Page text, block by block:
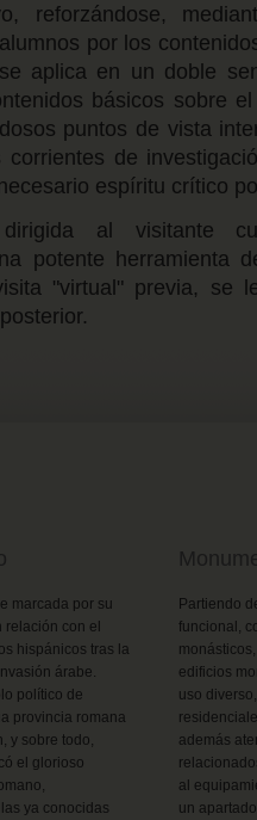
reforzándose,
por los
aplica en un doble
básicos sobre
puntos de vista
corrientes de
espíritu crítico
al visitante
potente herramienta
"virtual" previa, se
marcada por su
relación con el
hispánicos tras la
árabe.
político de
provincia romana
y sobre todo,
el glorioso
ya conocidas
Partiendo
funcional,
edificios
uso
además
al
un